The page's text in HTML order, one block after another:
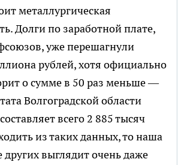
металлургическая
Долги по заработной плате,
уже перешагнули
рублей, хотя официально
о сумме в 50 раз меньше —
Волгоградской области
всего 2 885 тысяч
из таких данных, то наша
других выглядит очень даже